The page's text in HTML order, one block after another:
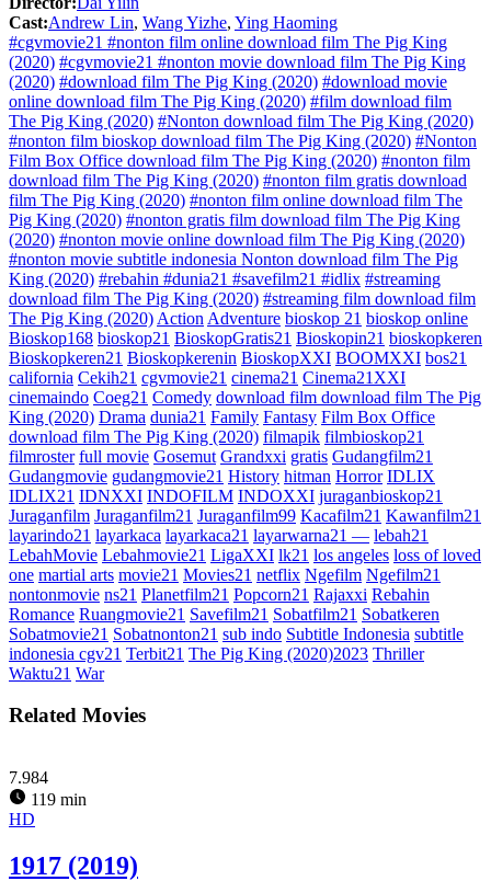
Cast:Andrew Lin, Wang Yizhe, Ying Haoming
#cgvmovie21 #nonton film online download film The Pig King
(2020) #cgvmovie21 #nonton movie download film The Pig King
(2020) #download film The Pig King (2020) #download movie
online download film The Pig King (2020) #film download film
The Pig King (2020) #Nonton download film The Pig King (2020)
#nonton film bioskop download film The Pig King (2020) #Nonton
Film Box Office download film The Pig King (2020) #nonton film
download film The Pig King (2020) #nonton film gratis download
film The Pig King (2020) #nonton film online download film The
Pig King (2020) #nonton gratis film download film The Pig King
(2020) #nonton movie online download film The Pig King (2020)
#nonton movie subtitle indonesia Nonton download film The Pig
King (2020) #rebahin #dunia21 #savefilm21 #idlix #streaming
download film The Pig King (2020) #streaming film download film
The Pig King (2020) Action Adventure bioskop 21 bioskop online
Bioskop168 bioskop21 BioskopGratis21 Bioskopin21 bioskopkeren
Bioskopkeren21 Bioskopkerenin BioskopXXI BOOMXXI bos21
california Cekih21 cgvmovie21 cinema21 Cinema21XXI
cinemaindo Coeg21 Comedy download film download film The Pig
King (2020) Drama dunia21 Family Fantasy Film Box Office
download film The Pig King (2020) filmapik filmbioskop21
filmroster full movie Gosemut Grandxxi gratis Gudangfilm21
Gudangmovie gudangmovie21 History hitman Horror IDLIX
IDLIX21 IDNXXI INDOFILM INDOXXI juraganbioskop21
Juraganfilm Juraganfilm21 Juraganfilm99 Kacafilm21 Kawanfilm21
layarindo21 layarkaca layarkaca21 layarwarna21 — lebah21
LebahMovie Lebahmovie21 LigaXXI lk21 los angeles loss of loved
one martial arts movie21 Movies21 netflix Ngefilm Ngefilm21
nontonmovie ns21 Planetfilm21 Popcorn21 Rajaxxi Rebahin
Romance Ruangmovie21 Savefilm21 Sobatfilm21 Sobatkeren
Sobatmovie21 Sobatnonton21 sub indo Subtitle Indonesia subtitle
indonesia cgv21 Terbit21 The Pig King (2020)2023 Thriller
Waktu21 War
Related Movies
7.984
119 min
HD
1917 (2019)